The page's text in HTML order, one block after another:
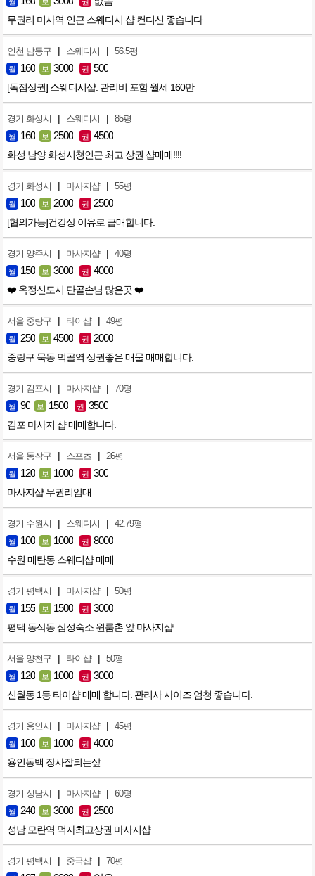
무권리 미사역 인근 스웨디시 샵 컨디션 좋습니다
인천 남동구 | 스웨디시 | 56.5평
월 160 보 3000 권 500
[독점상권] 스웨디시샵. 관리비 포함 월세 160만
경기 화성시 | 스웨디시 | 85평
월 160 보 2500 권 4500
화성 남양 화성시청인근 최고 상권 샵매매!!!!
경기 화성시 | 마사지샵 | 55평
월 100 보 2000 권 2500
[협의가능]건강상 이유로 급매합니다.
경기 양주시 | 마사지샵 | 40평
월 150 보 3000 권 4000
❤️ 옥정신도시 단골손님 많은곳 ❤️
서울 중랑구 | 타이샵 | 49평
월 250 보 4500 권 2000
중랑구 묵동 먹골역 상권좋은 매물 매매합니다.
경기 김포시 | 마사지샵 | 70평
월 90 보 1500 권 3500
김포 마사지 샵 매매합니다.
서울 동작구 | 스포츠 | 26평
월 120 보 1000 권 300
마사지샵 무권리임대
경기 수원시 | 스웨디시 | 42.79평
월 100 보 1000 권 8000
수원 매탄동 스웨디샵 매매
경기 평택시 | 마사지샵 | 50평
월 155 보 1500 권 3000
평택 동삭동 삼성숙소 원룸촌 앞 마사지샵
서울 양천구 | 타이샵 | 50평
월 120 보 1000 권 3000
신월동 1등 타이샵 매매 합니다. 관리사 사이즈 엄청 좋습니다.
경기 용인시 | 마사지샵 | 45평
월 100 보 1000 권 4000
용인동백 장사잘되는샆
경기 성남시 | 마사지샵 | 60평
월 240 보 3000 권 2500
성남 모란역 먹자최고상권 마사지샵
경기 평택시 | 중국샵 | 70평